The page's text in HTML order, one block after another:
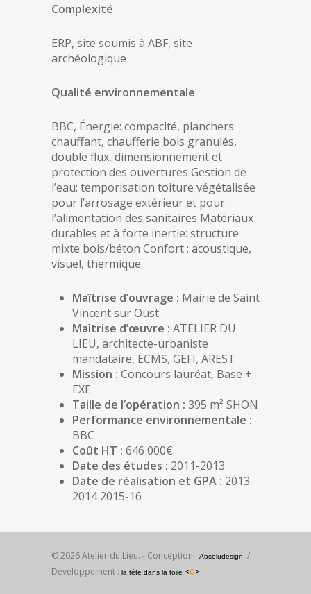
Complexité
ERP, site soumis à ABF, site
archéologique
Qualité environnementale
BBC, Énergie: compacité, planchers
chauffant, chaufferie bois granulés,
double flux, dimensionnement et
protection des ouvertures Gestion de
l’eau: temporisation toiture végétalisée
pour l’arrosage extérieur et pour
l’alimentation des sanitaires Matériaux
durables et à forte inertie: structure
mixte bois/béton Confort : acoustique,
visuel, thermique
Maîtrise d’ouvrage : Mairie de Saint
Vincent sur Oust
Maîtrise d’œuvre : ATELIER DU
LIEU, architecte-urbaniste
mandataire, ECMS, GEFI, AREST
Mission : Concours lauréat, Base +
EXE
Taille de l’opération : 395 m² SHON
Performance environnementale :
BBC
Coût HT : 646 000€
Date des études : 2011-2013
Date de réalisation et GPA : 2013-
2014 2015-16
© 2026 Atelier du Lieu. - Conception : Absoludesign
/
Développement : la tête dans la toile <O>